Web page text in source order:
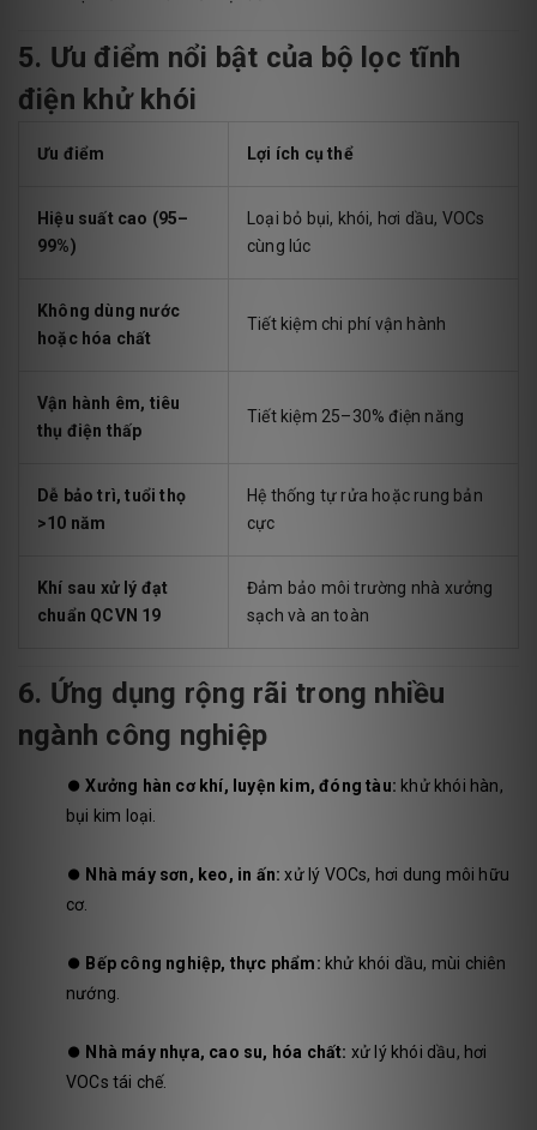
5. Ưu điểm nổi bật của bộ lọc tĩnh
điện khử khói
Ưu điểm Lợi ích cụ thể
Hiệu suất cao (95–
99%)
Loại bỏ bụi, khói, hơi dầu, VOCs
cùng lúc
Không dùng nước
hoặc hóa chất
Tiết kiệm chi phí vận hành
Vận hành êm, tiêu
thụ điện thấp
Tiết kiệm 25–30% điện năng
Dễ bảo trì, tuổi thọ
>10 năm
Hệ thống tự rửa hoặc rung bản
cực
Khí sau xử lý đạt
chuẩn QCVN 19
Đảm bảo môi trường nhà xưởng
sạch và an toàn
6. Ứng dụng rộng rãi trong nhiều
ngành công nghiệp
⏺️Xưởng hàn cơ khí, luyện kim, đóng tàu: khử khói hàn,
bụi kim loại.
⏺️ Nhà máy sơn, keo, in ấn: xử lý VOCs, hơi dung môi hữu
cơ.
⏺️ Bếp công nghiệp, thực phẩm: khử khói dầu, mùi chiên
nướng.
⏺️ Nhà máy nhựa, cao su, hóa chất: xử lý khói dầu, hơi
VOCs tái chế.